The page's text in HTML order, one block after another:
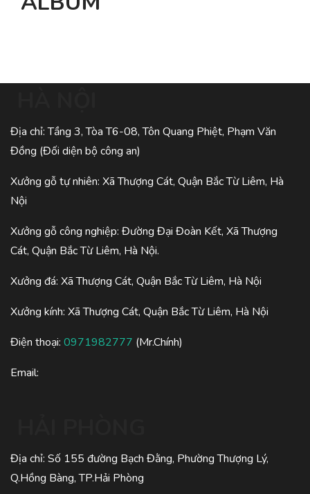
Địa chỉ: Tầng 3, Tòa T6-08, Tôn Quang Phiệt, Phạm Văn
Đồng (Đối diện bộ công an)
Xưởng gỗ tự nhiên: Xã Thượng Cát, Quận Bắc Từ Liêm, Hà
Nội
Xưởng gỗ công nghiệp: Đường Đại Đoàn Kết, Xã Thượng
Cát, Quận Bắc Từ Liêm, Hà Nội.
Xưởng đá: Xã Thượng Cát, Quận Bắc Từ Liêm, Hà Nội
Xưởng kính: Xã Thượng Cát, Quận Bắc Từ Liêm, Hà Nội
Điện thoại: 0971982777 (Mr.Chính)
Email:
Địa chỉ: Số 155 đường Bạch Đằng, Phường Thượng Lý,
Q.Hồng Bàng, TP.Hải Phòng